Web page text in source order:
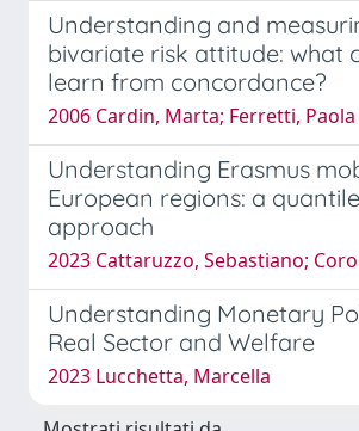
Understanding and
bivariate risk attitude: what
learn from concordance?
2006 Cardin, Marta; Ferretti, Paola
Understanding Erasmus
European regions: a
approach
2023 Cattaruzzo, Sebastiano;
Understanding Monetary
Real Sector and Welfare
2023 Lucchetta, Marcella